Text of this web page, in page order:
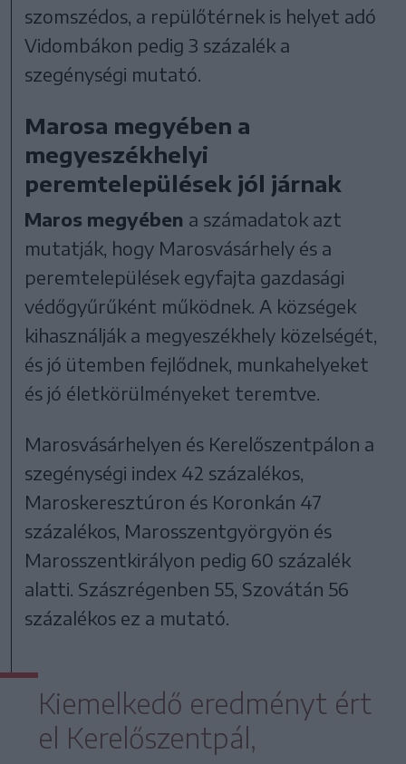
szomszédos, a repülőtérnek is helyet adó
Vidombákon pedig 3 százalék a
szegénységi mutató.
Marosa megyében a
megyeszékhelyi
peremtelepülések jól járnak
Maros megyében a számadatok azt
mutatják, hogy Marosvásárhely és a
peremtelepülések egyfajta gazdasági
védőgyűrűként működnek. A községek
kihasználják a megyeszékhely közelségét,
és jó ütemben fejlődnek, munkahelyeket
és jó életkörülményeket teremtve.
Marosvásárhelyen és Kerelőszentpálon a
szegénységi index 42 százalékos,
Maroskeresztúron és Koronkán 47
százalékos, Marosszentgyörgyön és
Marosszentkirályon pedig 60 százalék
alatti. Szászrégenben 55, Szovátán 56
százalékos ez a mutató.
Kiemelkedő eredményt ért
el Kerelőszentpál,